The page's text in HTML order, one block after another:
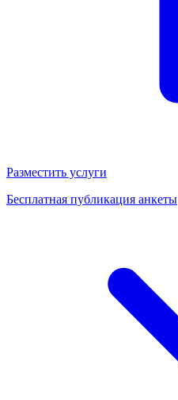
Разместить услуги
Бесплатная публикация анкеты